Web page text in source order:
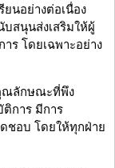
นอย่างต่อเนื่อง
สนุนส่งเสริมให้ผู้
ร โดยเฉพาะอย่าง
ณลักษณะที่พึง
การ มีการ
ชอบ โดยให้ทุกฝ่าย